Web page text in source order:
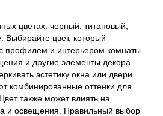
цветах: черный, титановый,
Выбирайте цвет, который
профилем и интерьером комнаты.
и другие элементы декора.
эстетику окна или двери.
комбинированные оттенки для
также может влиять на
и освещения. Правильный выбор